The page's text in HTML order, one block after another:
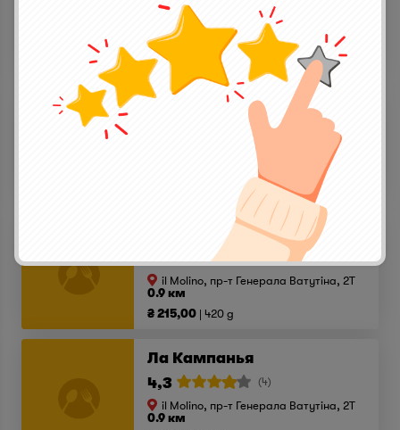
4,4
(5)
il Molino, пр-т Генерала Ватутіна, 2T
0.9 км
₴ 225,00
420 g
Іль Мачельяно
il Molino, пр-т Генерала Ватутіна, 2T
4,3
il Molino, пр-т Генерала Ватутіна, 2T
0.9 км
₴ 215,00
420 g
Ла Кампанья
4,3
(4)
il Molino, пр-т Генерала Ватутіна, 2T
0.9 км